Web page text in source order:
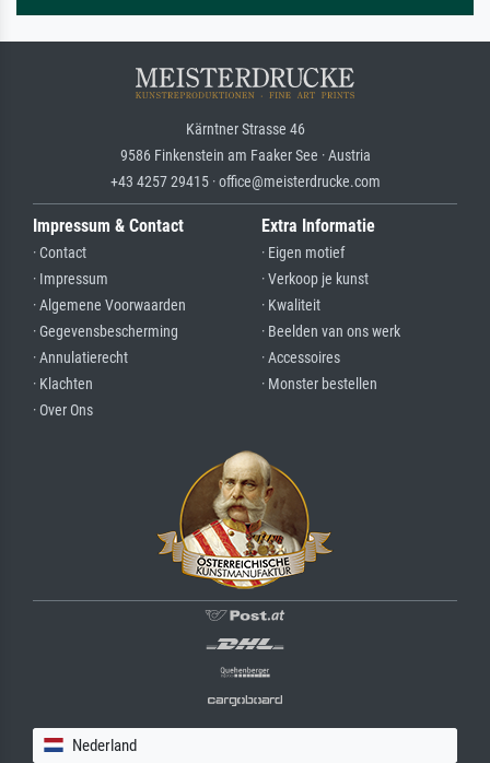
Kärntner Strasse 46
9586 Finkenstein am Faaker See · Austria
+43 4257 29415 · office@meisterdrucke.com
Impressum & Contact
· Contact
· Impressum
· Algemene Voorwaarden
· Gegevensbescherming
· Annulatierecht
· Klachten
· Over Ons
Extra Informatie
· Eigen motief
· Verkoop je kunst
· Kwaliteit
· Beelden van ons werk
· Accessoires
· Monster bestellen
Nederland